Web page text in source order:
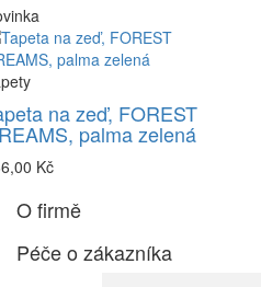
na zeď, FOREST
palma zelená
Kč
O firmě
Péče o zákazníka